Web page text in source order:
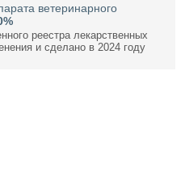
ветеринарного
реестра лекарственных
и сделано в 2024 году